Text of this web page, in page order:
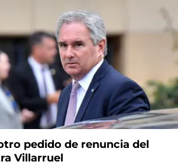
pedido de renuncia del
Villarruel